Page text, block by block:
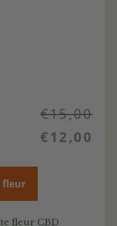
€15,00
€ 12,00
fleur
fleur CBD